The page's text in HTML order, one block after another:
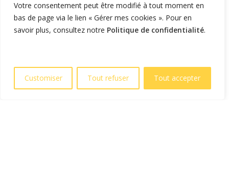
Votre consentement peut être modifié à tout moment en
bas de page via le lien « Gérer mes cookies ». Pour en
savoir plus, consultez notre Politique de confidentialité.
Customiser Tout refuser Tout accepter
Foncier et résidentiel
En itinérance
A Domicile